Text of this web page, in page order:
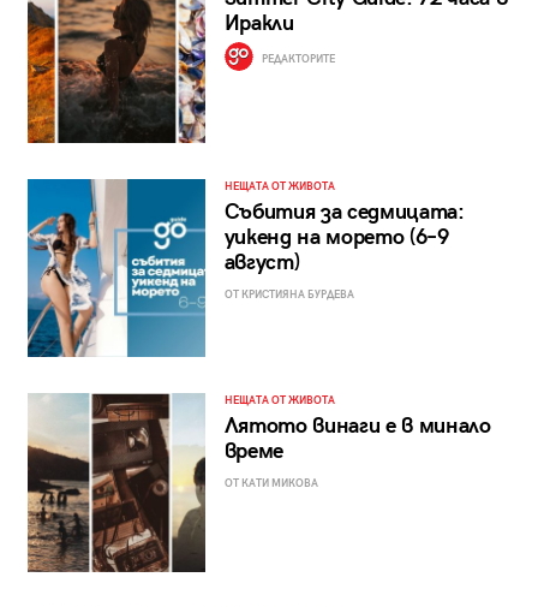
Иракли
РЕДАКТОРИТЕ
НЕЩАТА ОТ ЖИВОТА
Събития за седмицата:
уикенд на морето (6–9
август)
ОТ КРИСТИЯНА БУРДЕВА
НЕЩАТА ОТ ЖИВОТА
Лятото винаги е в минало
време
ОТ КАТИ МИКОВА